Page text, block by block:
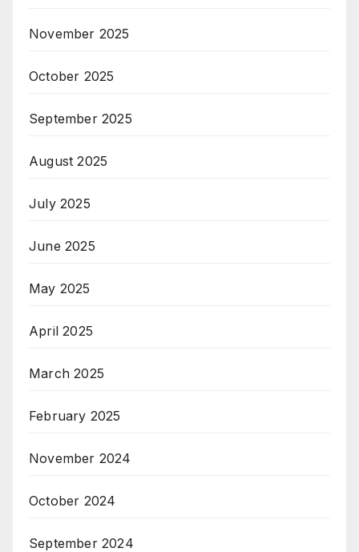
November 2025
October 2025
September 2025
August 2025
July 2025
June 2025
May 2025
April 2025
March 2025
February 2025
November 2024
October 2024
September 2024